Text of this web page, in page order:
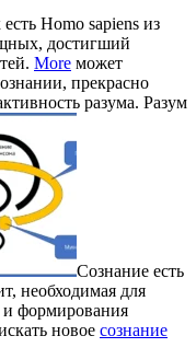
Homo sapiens из
достигший
More может
прекрасно
разума. Разум
Сознание есть
необходимая для
и формирования
новое сознание